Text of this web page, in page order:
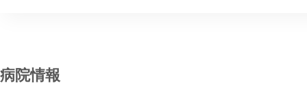
病院情報